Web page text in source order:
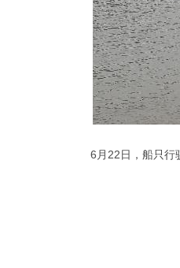
6月22日，船只行驶